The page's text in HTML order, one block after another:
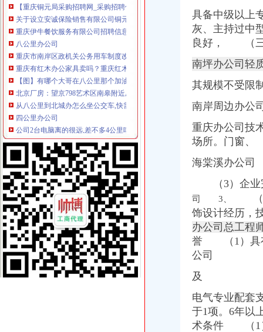
关于设立安诚保险销售有限公司铜元局营业部等2家分支机构的批复-
重庆伊牛餐饮服务有限公司招聘信息_电话_地址-智联招聘
八公里办公司
重庆市南岸区政机关公务用车制度改革取消车辆拍卖公告（第1批）|
重庆有红木办公家具卖吗？重庆红木办公家具直销！去八公里广东办公
【图】有哪个大哥在八公里那个加油站办卡没得_重庆论坛_汽车之家论
北京厂房：望京798艺术区南皋附近厂房办公层高8米院-北京爱问
从八公里到北城办怎么坐公交车,快需要多久？-合肥公交查询
四公里办公司
公司2台电脑离的很远,差不多4公里哦,怎么办才能形成资源共享？_
王叔叔要去12千米以外的公司办事,去时乘出租车4公里以内收费10元
区许可办采取多种变通方式四项审批一日办结
【重庆四公里石材变处理公司_石材变处理价格】-重庆赶集网
第12金！男子20公里竞走王镇夺金蔡泽林摘银--体育--人民网
上新街办公司
【上新街单位宿舍小区|上新街单位宿舍二手房/租房】-上海赶集网
重庆办理各国签证,办理各国签证资料_景点图片_重庆渝之旅国际旅行
王占勇：以科学发展观统领新街项目的开发和建设_华集团有限责任
民生街访住新房增菜市开门就能办齐七件事-社会新闻-东方网
电信办宽带送手机“新”手机120多张香艳照世相万千烟台新闻网
南岸周边办公司
【58同城】南岸周边租车网_南岸周边租车公司_南岸周边汽车租赁
重庆市南岸区人民办公室关于印发南岸区深化市容环境综合整工
济南太湖国际社区珀丽南岸周边配套,太湖国际社区珀丽南岸附近商场
【重庆南岸周边IT外包|IT服务外包公司|IT外包服务价格】-重庆赶集网
【58同城】南岸路办公室设计_办公室装修公司_办公室装修价格
具备中级以上
灰、主持过中
良好， （三
南坪办公司轻
其规模不受限
南岸周边办公
重庆办公司技
场所。 门窗、
海棠溪办公
（3）企业完
司 3、
（2
饰设计经历，
办公司总工程
誉 （1）具有
公司
及
电气专业配套
于1项。6年以
术条件 （1）